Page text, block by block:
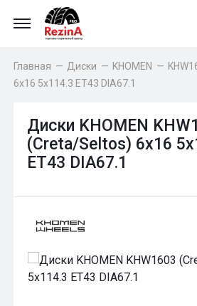
Главная — Диски — KHOMEN —
6x16 5x114.3 ET43 DIA67.1
Диски KHOMEN
(Creta/Seltos) 6x16
ET43 DIA67.1